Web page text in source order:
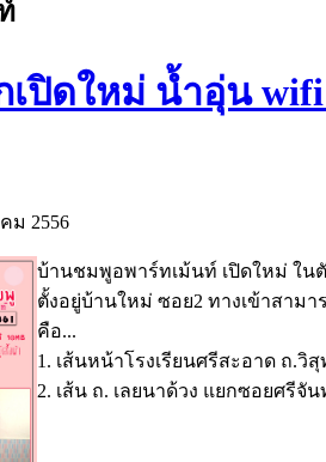
ปิดใหม่ น้ำอุ่น wifi
ม 2556
บ้านชมพูอพาร์ทเม้นท์ เปิดใหม่ ใน
ตั้งอยู่บ้านใหม่ ซอย2 ทางเข้าสามา
คือ...
1. เส้นหน้าโรงเรียนศรีสะอาด ถ.วิ
2. เส้น ถ. เลยนาด้วง แยกซอยศรี